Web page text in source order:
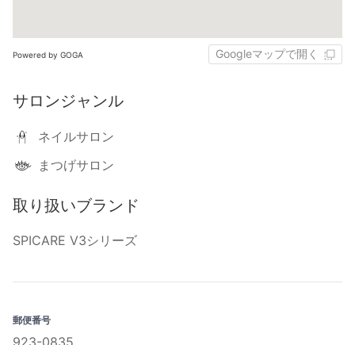
Powered by GOGA Googleマップで開く
サロンジャンル
ネイルサロン
まつげサロン
取り扱いブランド
SPICARE V3シリーズ
郵便番号